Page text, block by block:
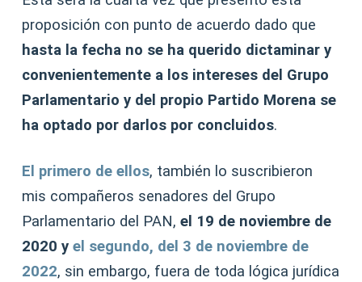
proposición con punto de acuerdo dado que
hasta la fecha no se ha querido dictaminar y
convenientemente a los intereses del Grupo
Parlamentario y del propio Partido Morena se
ha optado por darlos por concluidos.
El primero de ellos, también lo suscribieron
mis compañeros senadores del Grupo
Parlamentario del PAN,el 19 de noviembre de
2020 yel segundo, del 3 de noviembre de
2022, sin embargo, fuera de toda lógica jurídica